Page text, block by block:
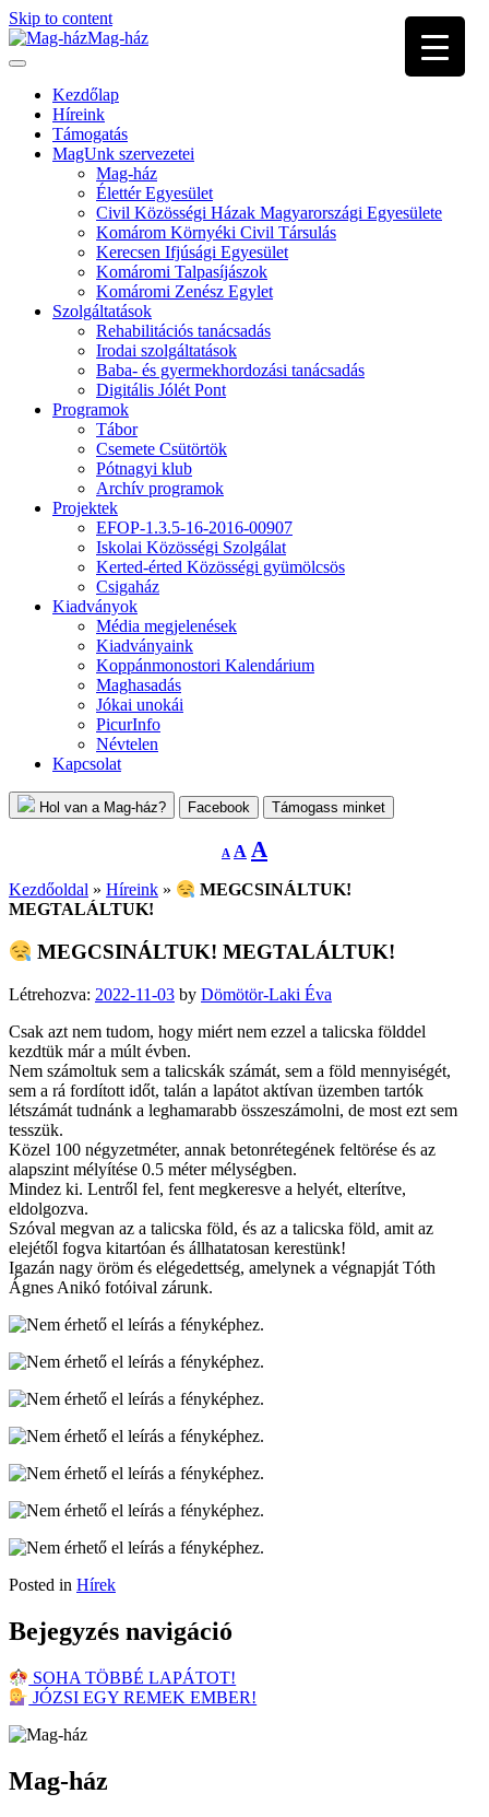
Skip to content
Mag-ház
Kezdőlap
Híreink
Támogatás
MagUnk szervezetei
Mag-ház
Élettér Egyesület
Civil Közösségi Házak Magyarországi Egyesülete
Komárom Környéki Civil Társulás
Kerecsen Ifjúsági Egyesület
Komáromi Talpasíjászok
Komáromi Zenész Egylet
Szolgáltatások
Rehabilitációs tanácsadás
Irodai szolgáltatások
Baba- és gyermekhordozási tanácsadás
Digitális Jólét Pont
Programok
Tábor
Csemete Csütörtök
Pótnagyi klub
Archív programok
Projektek
EFOP-1.3.5-16-2016-00907
Iskolai Közösségi Szolgálat
Kerted-érted Közösségi gyümölcsös
Csigaház
Kiadványok
Média megjelenések
Kiadványaink
Koppánmonostori Kalendárium
Maghasadás
Jókai unokái
PicurInfo
Névtelen
Kapcsolat
Hol van a Mag-ház? Facebook Támogass minket
A
Decrease
font
A Reset
font
size.
A
font
size.
Kezdőoldal » Híreink »
MEGCSINÁLTUK!
MEGTALÁLTUK!
MEGCSINÁLTUK! MEGTALÁLTUK!
Létrehozva: 2022-11-03 by Dömötör-Laki Éva
Csak azt nem tudom, hogy miért nem ezzel a talicska földdel
kezdtük már a múlt évben.
Nem számoltuk sem a talicskák számát, sem a föld mennyiségét,
sem a rá fordított időt, talán a lapátot aktívan üzemben tartók
létszámát tudnánk a leghamarabb összeszámolni, de most ezt sem
tesszük.
Közel 100 négyzetméter, annak betonrétegének feltörése és az
alapszint mélyítése 0.5 méter mélységben.
Mindez ki. Lentről fel, fent megkeresve a helyét, elterítve,
eldolgozva.
Szóval megvan az a talicska föld, és az a talicska föld, amit az
elejétől fogva kitartóan és állhatatosan kerestünk!
Igazán nagy öröm és elégedettség, amelynek a végnapját Tóth
Ágnes Anikó fotóival zárunk.
Posted in Hírek
Bejegyzés navigáció
SOHA TÖBBÉ LAPÁTOT!
JÓZSI EGY REMEK EMBER!
Mag-ház